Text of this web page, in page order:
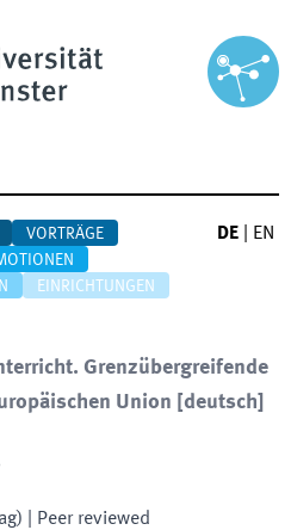
VORTRÄGE
EINRICHTUNGEN
DE EN
Grenzübergreifende
Union [deutsch]
| Peer reviewed